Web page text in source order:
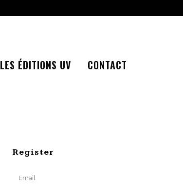
LES ÉDITIONS UV CONTACT
Register